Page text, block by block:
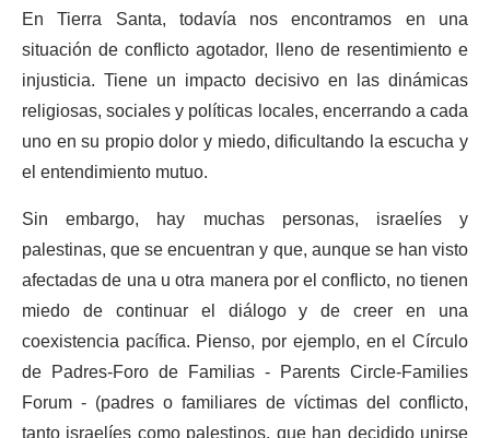
En Tierra Santa, todavía nos encontramos en una
situación de conflicto agotador, lleno de resentimiento e
injusticia. Tiene un impacto decisivo en las dinámicas
religiosas, sociales y políticas locales, encerrando a cada
uno en su propio dolor y miedo, dificultando la escucha y
el entendimiento mutuo.
Sin embargo, hay muchas personas, israelíes y
palestinas, que se encuentran y que, aunque se han visto
afectadas de una u otra manera por el conflicto, no tienen
miedo de continuar el diálogo y de creer en una
coexistencia pacífica. Pienso, por ejemplo, en el Círculo
de Padres-Foro de Familias - Parents Circle-Families
Forum - (padres o familiares de víctimas del conflicto,